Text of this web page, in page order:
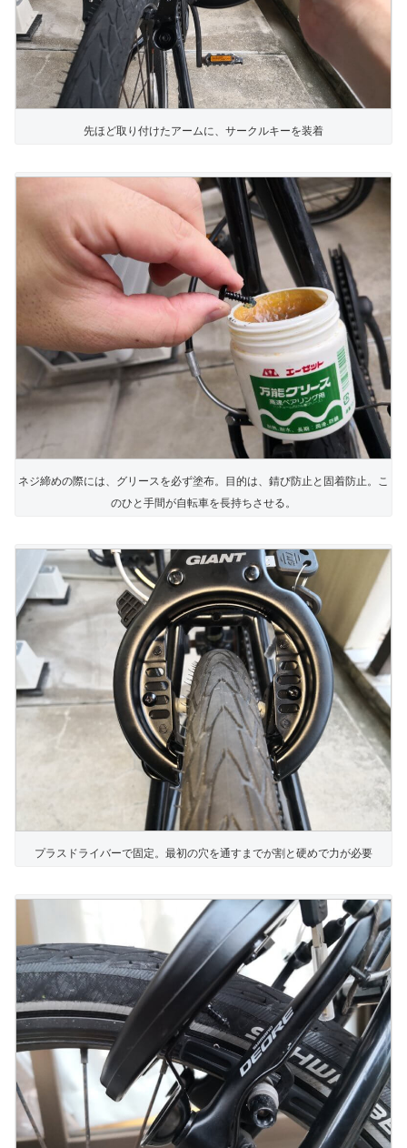
先ほど取り付けたアームに、サークルキーを装着
ネジ締めの際には、グリースを必ず塗布。目的は、錆び防止と固着防止。こ
のひと手間が自転車を長持ちさせる。
プラスドライバーで固定。最初の穴を通すまでが割と硬めで力が必要